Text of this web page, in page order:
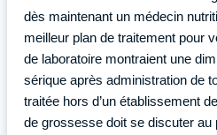
dès maintenant un médecin
meilleur plan de traitement pour
de laboratoire montraient une
sérique après administration de
traitée hors d’un établissement
de grossesse doit se discuter au